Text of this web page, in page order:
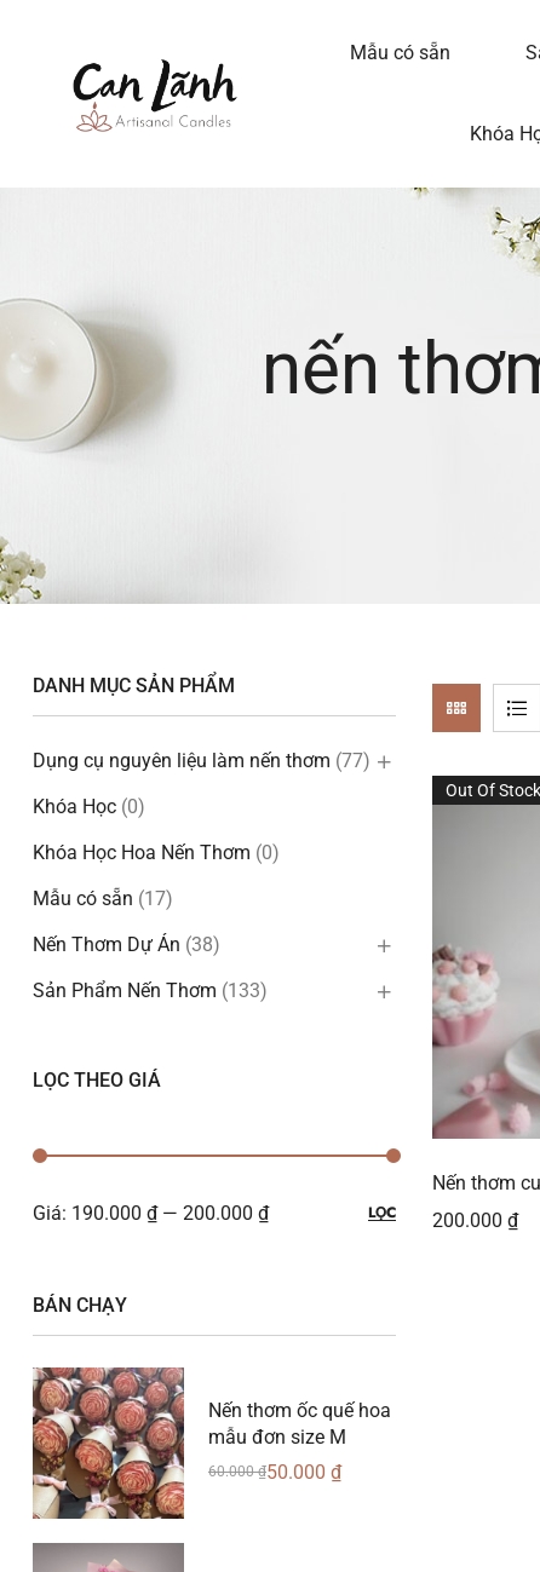
Mẫu có sẵn
Khóa
nến
Out Of Stock
Nến thơm
200.000 ₫
DANH MỤC SẢN PHẨM
Dụng cụ nguyên liệu làm nến thơm (77)
Khóa Học (0)
Khóa Học Hoa Nến Thơm (0)
Mẫu có sẵn (17)
Nến Thơm Dự Án (38)
Sản Phẩm Nến Thơm (133)
LỌC THEO GIÁ
LỌC
Giá: 190.000 ₫— 200.000 ₫
BÁN CHẠY
Nến thơm ốc quế hoa
mẫu đơn size M
60.000₫50.000 ₫